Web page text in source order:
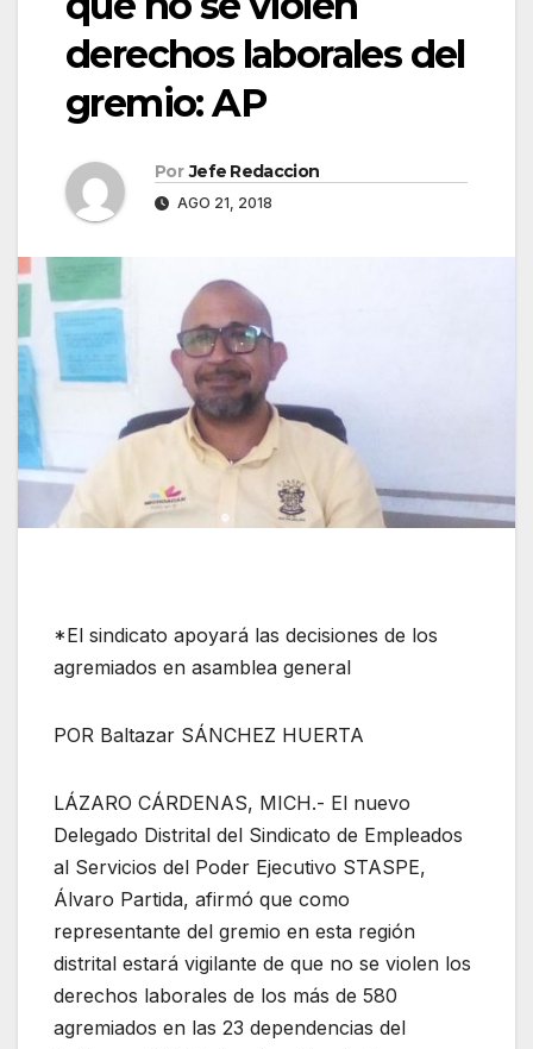
derechos laborales del
gremio: AP
Por Jefe Redaccion
AGO 21, 2018
*El sindicato apoyará las decisiones de los
agremiados en asamblea general
POR Baltazar SÁNCHEZ HUERTA
LÁZARO CÁRDENAS, MICH.- El nuevo
Delegado Distrital del Sindicato de Empleados
al Servicios del Poder Ejecutivo STASPE,
Álvaro Partida, afirmó que como
representante del gremio en esta región
distrital estará vigilante de que no se violen los
derechos laborales de los más de 580
agremiados en las 23 dependencias del